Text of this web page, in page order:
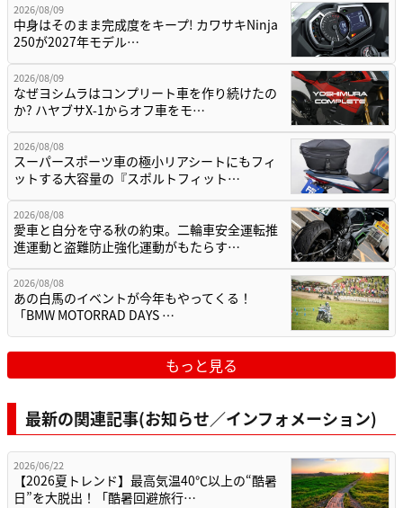
2026/08/09
中身はそのまま完成度をキープ! カワサキNinja
250が2027年モデル…
2026/08/09
なぜヨシムラはコンプリート車を作り続けたの
か? ハヤブサX-1からオフ車をモ…
2026/08/08
スーパースポーツ車の極小リアシートにもフィ
ットする大容量の『スポルトフィット…
2026/08/08
愛車と自分を守る秋の約束。二輪車安全運転推
進運動と盗難防止強化運動がもたらす…
2026/08/08
あの白馬のイベントが今年もやってくる！
「BMW MOTORRAD DAYS …
もっと見る
最新の関連記事(お知らせ／インフォメーション)
2026/06/22
【2026夏トレンド】最高気温40℃以上の“酷暑
日”を大脱出！「酷暑回避旅行…